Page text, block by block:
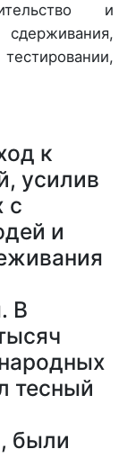
и
к
усилив
с
и
В
тесный
были